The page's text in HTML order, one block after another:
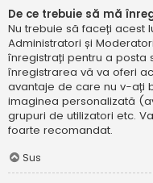
De ce trebuie să mă
Nu trebuie să faceți acest
Administratori și
înregistrați pentru a posta
înregistrarea vă va oferi
avantaje de care nu v-ați
imaginea personalizată
grupuri de utilizatori etc.
foarte recomandat.
Sus